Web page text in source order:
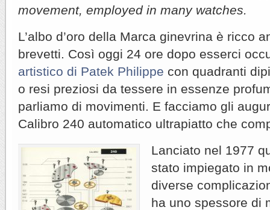
movement, employed in many watches.
L’albo d’oro della Marca ginevrina è ricco
brevetti. Così oggi 24 ore dopo esserci
artistico di Patek Philippe con quadranti
o resi preziosi da tessere in essenze
parliamo di movimenti. E facciamo gli
Calibro 240 automatico ultrapiatto che
Lanciato nel 1977
stato impiegato in
diverse
ha uno spessore di